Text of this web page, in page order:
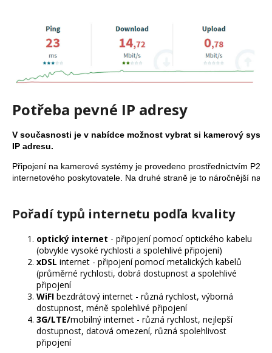
Potřeba pevné IP adresy
V současnosti je v nabídce možnost vybrat si kamerový
IP adresu.
Připojení na kamerové systémy je provedeno prostřednictvím
internetového poskytovatele. Na druhé straně je to náročnější na
Pořadí typů internetu podľa kvality
optický internet - připojení pomocí optického kabelu
(obvykle vysoké rychlosti a spolehlivé připojení)
xDSL internet - připojení pomocí metalických kabelů
(průměrné rychlosti, dobrá dostupnost a spolehlivé
připojení
WiFI bezdrátový internet - různá rychlost, výborná
dostupnost, méně spolehlivé připojení
3G/LTE/mobilný internet - různá rychlost, nejlepší
dostupnost, datová omezení, různá spolehlivost
připojení